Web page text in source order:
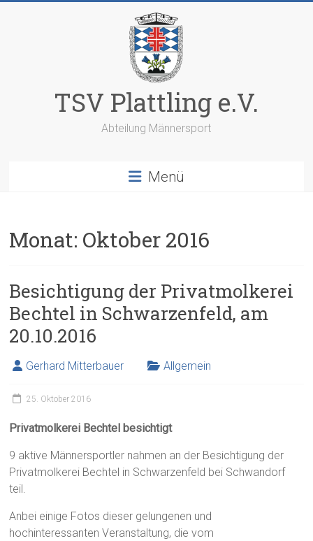
TSV Plattling e.V.
Abteilung Männersport
Menü
Monat: Oktober 2016
Besichtigung der Privatmolkerei
Bechtel in Schwarzenfeld, am
20.10.2016
Gerhard Mitterbauer Allgemein
25. Oktober 2016
Privatmolkerei Bechtel besichtigt
9 aktive Männersportler nahmen an der Besichtigung der
Privatmolkerei Bechtel in Schwarzenfeld bei Schwandorf
teil.
Anbei einige Fotos dieser gelungenen und
hochinteressanten Veranstaltung, die vom